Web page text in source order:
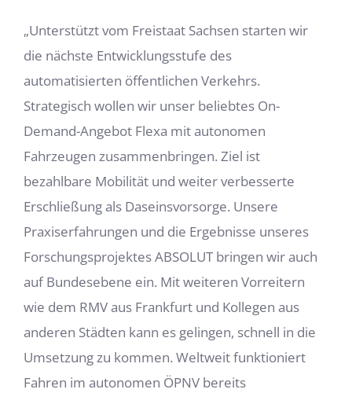
„Unterstützt vom Freistaat Sachsen starten wir
die nächste Entwicklungsstufe des
automatisierten öffentlichen Verkehrs.
Strategisch wollen wir unser beliebtes On-
Demand-Angebot Flexa mit autonomen
Fahrzeugen zusammenbringen. Ziel ist
bezahlbare Mobilität und weiter verbesserte
Erschließung als Daseinsvorsorge. Unsere
Praxiserfahrungen und die Ergebnisse unseres
Forschungsprojektes ABSOLUT bringen wir auch
auf Bundesebene ein. Mit weiteren Vorreitern
wie dem RMV aus Frankfurt und Kollegen aus
anderen Städten kann es gelingen, schnell in die
Umsetzung zu kommen. Weltweit funktioniert
Fahren im autonomen ÖPNV bereits